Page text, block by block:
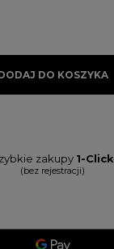
DO KOSZYKA
zakupy 1-Click
(bez rejestracji)